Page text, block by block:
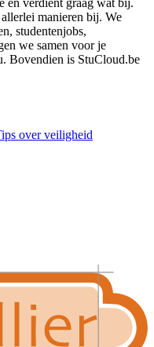
en verdient graag wat bij.
manieren bij. We
studentenjobs,
we samen voor je
Bovendien is StuCloud.be
over veiligheid